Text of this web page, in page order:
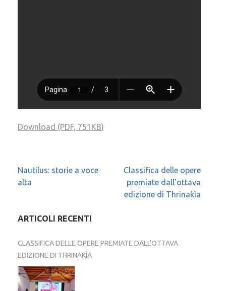
Download (PDF, 751KB)
Navigazione
articoli
Nautilus: storie a voce
alta
Classifica delle opere
premiate dall’ottava
edizione di Thrinakìa
ARTICOLI RECENTI
CLASSIFICA DELLE OPERE PREMIATE DALL’OTTAVA
EDIZIONE DI THRINAKÌA